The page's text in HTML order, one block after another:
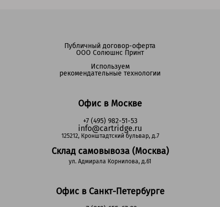
Офис в Москве
+7 (495) 982-51-53
info@cartridge.ru
125212, Кронштадтский бульвар, д.7
Склад самовывоза (Москва)
ул. Адмирала Корнилова, д.61
Офис в Санкт-Петербурге
Публичный договор-оферта
ООО Солюшнс Принт
Используем
рекомендательные технологии